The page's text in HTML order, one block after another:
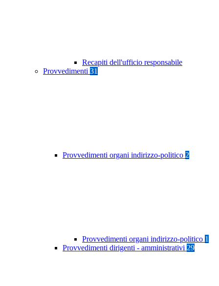
Recapiti dell'ufficio responsabile
Provvedimenti 31
Provvedimenti organi indirizzo-politico 2
Provvedimenti organi indirizzo-politico 1
Provvedimenti dirigenti - amministrativi 29